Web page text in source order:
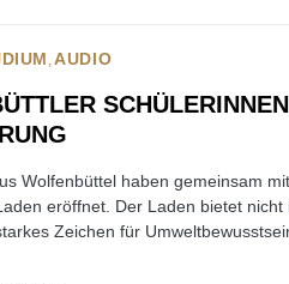
AUDIO
Wolfenbüttel haben gemeinsam
eröffnet. Der Laden bietet
Zeichen für